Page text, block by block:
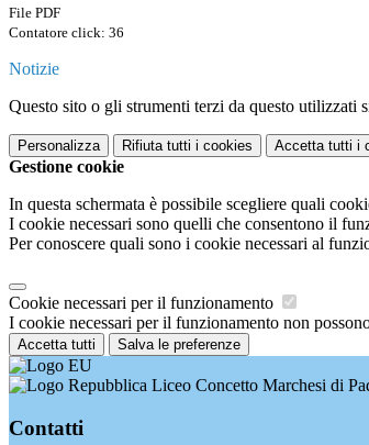
File PDF
Contatore click: 36
Notizie
Questo sito o gli strumenti terzi da questo utilizzati
Personalizza Rifiuta tutti i cookies Accetta tutti i
Gestione cookie
In questa schermata è possibile scegliere quali
I cookie necessari sono quelli che consentono il
Per conoscere quali sono i cookie necessari al
Cookie necessari per il funzionamento
I cookie necessari per il funzionamento non
Accetta tutti Salva le preferenze
Liceo Concetto Marchesi di
Contatti